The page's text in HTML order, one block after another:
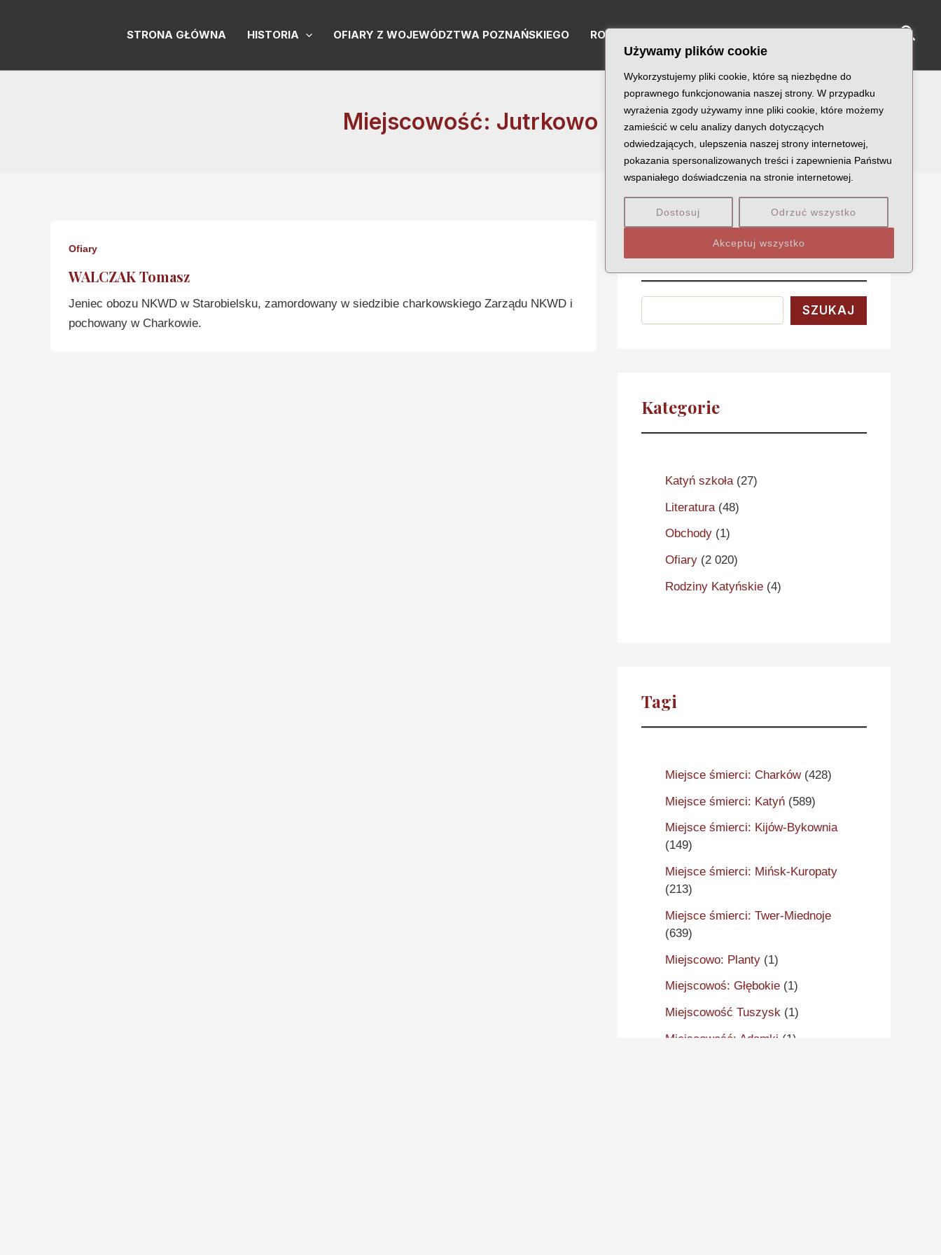
Używamy plików cookie
Wykorzystujemy pliki cookie, które są niezbędne do
poprawnego funkcjonowania naszej strony. W przypadku
wyrażenia zgody używamy inne pliki cookie, które możemy
zamieścić w celu analizy danych dotyczących
odwiedzających, ulepszenia naszej strony internetowej,
pokazania spersonalizowanych treści i zapewnienia Państwu
wspaniałego doświadczenia na stronie internetowej.
Dostosuj Odrzuć wszystko
Akceptuj wszystko
STRONA GŁÓWNA HISTORIA OFIARY Z WOJEWÓDZTWA POZNAŃSKIEGO RODZINY KATYŃSKIE
Miejscowość: Jutrkowo
Ofiary
WALCZAK Tomasz
Jeniec obozu NKWD w Starobielsku, zamordowany w siedzibie charkowskiego Zarządu NKWD i
pochowany w Charkowie.
Wyszukaj
Szukaj
SZUKAJ
Kategorie
Katyń szkoła (27)
Literatura (48)
Obchody (1)
Ofiary (2 020)
Rodziny Katyńskie (4)
Tagi
Miejsce śmierci: Charków(428)
Miejsce śmierci: Katyń (589)
Miejsce śmierci: Kijów-Bykownia
(149)
Miejsce śmierci: Mińsk-Kuropaty
(213)
Miejsce śmierci: Twer-Miednoje
(639)
Miejscowo: Planty (1)
Miejscowoś: Głębokie (1)
Miejscowość Tuszysk (1)
Miejscowość: Adamki (1)